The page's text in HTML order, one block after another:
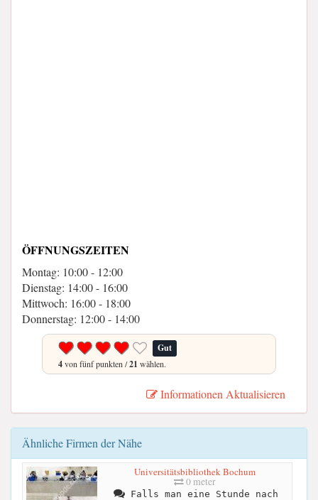
ÖFFNUNGSZEITEN
Montag: 10:00 - 12:00
Dienstag: 14:00 - 16:00
Mittwoch: 16:00 - 18:00
Donnerstag: 12:00 - 14:00
Gut
4von fünf punkten /21 wählen.
Informationen Aktualisieren
Ähnliche Firmen der Nähe
Universitätsbibliothek Bochum
0 meter
Falls man eine Stunde nach